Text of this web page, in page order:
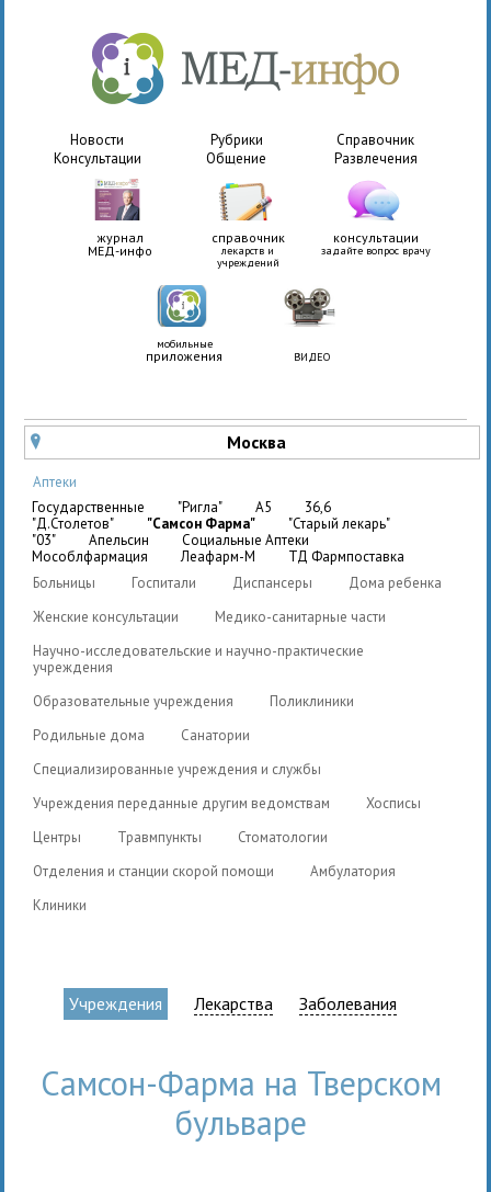
Новости Рубрики
Справочник
Консультации
Общение Развлечения
журнал
МЕД-инфо
справочник
лекарств и
учреждений
консультации
задайте вопрос врачу
мобильные
приложения ВИДЕО
u Москва
Аптеки
государственные
"Ригла" A5
36,6
"Д.Столетов"
"Самсон Фарма"
"Старый лекарь"
"03"
Апельсин
Социальные Аптеки
Мособлфармация
Леафарм-М
ТД Фармпоставка
Больницы
Госпитали Диспансеры
Дома ребенка
Женские консультации
Медико-санитарные части
Научно-исследовательские и научно-практические
учреждения
Образовательные учреждения
Поликлиники
Родильные дома
Санатории
Специализированные учреждения и службы
Учреждения переданные другим ведомствам
Хосписы
Центры
Травмпункты
Стоматологии
Отделения и станции скорой помощи
Амбулатория
Клиники
Учреждения Лекарства Заболевания
Самсон-Фарма на Тверском
бульваре